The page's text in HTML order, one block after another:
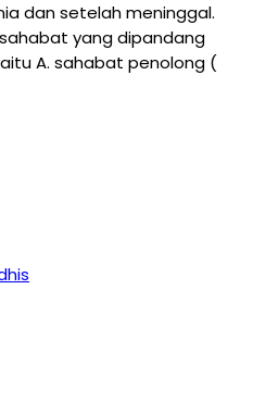
dan setelah meninggal.
yang dipandang
A. sahabat penolong (